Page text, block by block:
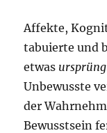
Affekte,
tabuierte und
etwas
Unbewusste
der
Bewusstsein